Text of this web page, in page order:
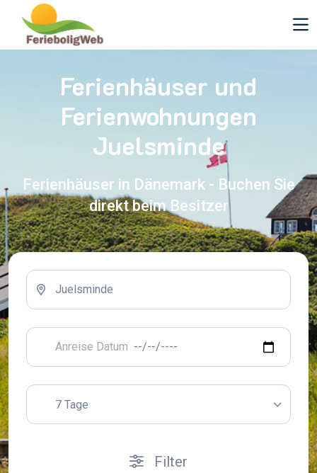
Ferienhäuser und
Ferienwohnungen
Juelsminde
Ferienhäuser in Dänemark - Buchen Sie
direkt beim Besitzer
7 Tage
Filter